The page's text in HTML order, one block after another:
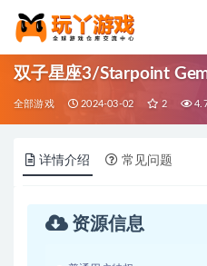
双子星座3/Starpoint
全部游戏 2024-03-02 2
详情介绍 常见问题
资源信息